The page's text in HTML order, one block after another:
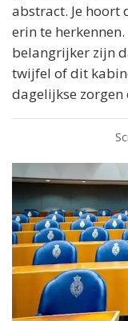
abstract. Je hoort
erin te
belangrijker zijn
twijfel of dit
dagelijkse zorgen